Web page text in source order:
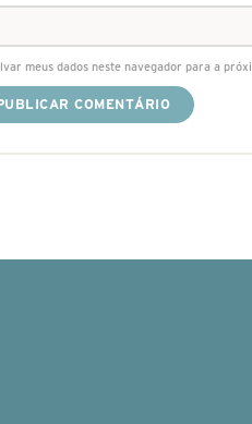
meus dados neste navegador para a